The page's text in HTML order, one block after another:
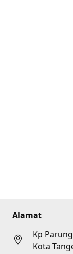
Alamat
Kp
Kota